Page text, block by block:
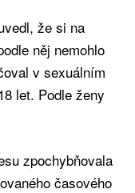
že si na
něj nemohlo
v sexuálním
let. Podle ženy
zpochybňovala
časového